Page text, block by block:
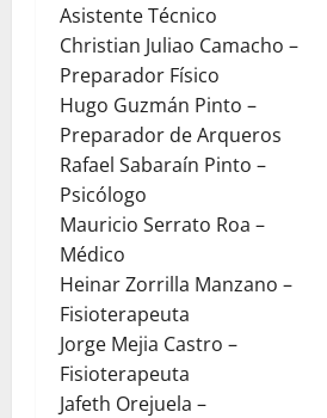
Asistente Técnico
Christian Juliao Camacho –
Preparador Físico
Hugo Guzmán Pinto –
Preparador de Arqueros
Rafael Sabaraín Pinto –
Psicólogo
Mauricio Serrato Roa –
Médico
Heinar Zorrilla Manzano –
Fisioterapeuta
Jorge Mejia Castro –
Fisioterapeuta
Jafeth Orejuela –